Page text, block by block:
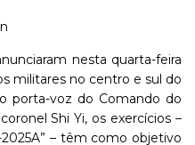
nesta quarta-feira
militares no centro e sul do
porta-voz do Comando do
Shi Yi, os exercícios –
– têm como objetivo